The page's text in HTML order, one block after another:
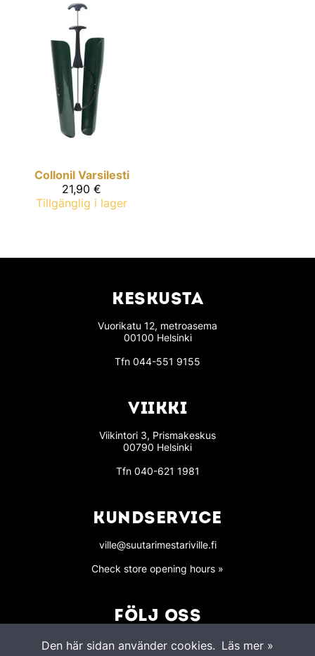
Collonil Varsilesti
21,90 €
Tillgänglig i lager
KESKUSTA
Vuorikatu 12, metroasema
00100 Helsinki
Tfn 044-551 9155
VIIKKI
Viikintori 3, Prismakeskus
00790 Helsinki
Tfn 040-621 1981
KUNDSERVICE
ville@suutarimestariville.fi
Check store opening hours »
FÖLJ OSS
Den här sidan använder cookies. Läs mer »